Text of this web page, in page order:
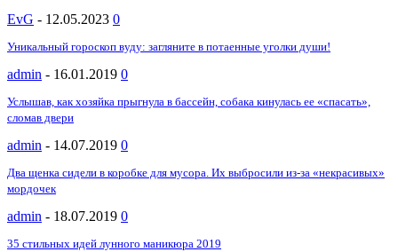
EvG - 12.05.2023 0
Уникальный гороскоп вуду: загляните в потаенные уголки души!
admin - 16.01.2019 0
Услышав, как хозяйка прыгнула в бассейн, собака кинулась ее «спасать»,
сломав двери
admin - 14.07.2019 0
Два щенка сидели в коробке для мусора. Их выбросили из-за «некрасивых»
мордочек
admin - 18.07.2019 0
35 стильных идей лунного маникюра 2019